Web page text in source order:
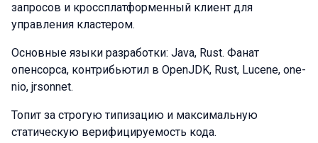
запросов и кроссплатформенный клиент для
управления кластером.
Основные языки разработки: Java, Rust. Фанат
опенсорса, контрибьютил в OpenJDK, Rust, Lucene, one-
nio, jrsonnet.
Топит за строгую типизацию и максимальную
статическую верифицируемость кода.